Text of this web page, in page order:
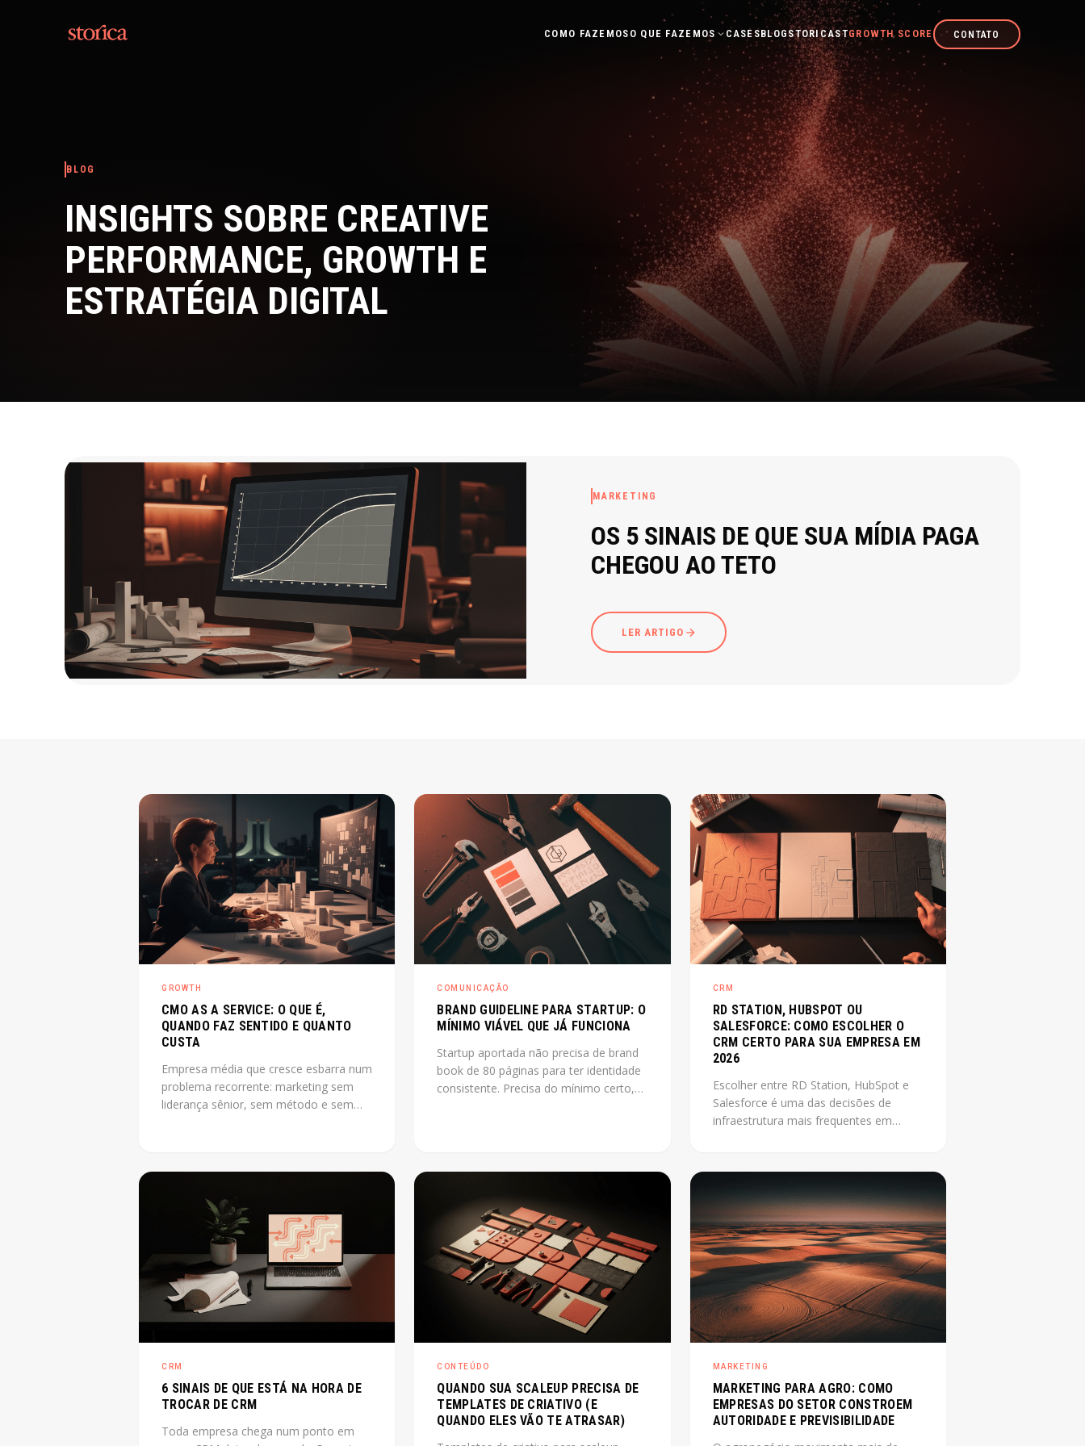
COMO FAZEMOS O QUE FAZEMOS CASESBLOGSTORICASTGROWTH SCORE CONTATO
BLOG
INSIGHTS SOBRE CREATIVE
PERFORMANCE, GROWTH E
ESTRATÉGIA DIGITAL
MARKETING
OS 5 SINAIS DE QUE SUA MÍDIA PAGA
CHEGOU AO TETO
LER ARTIGO
GROWTH
CMO AS A SERVICE: O QUE É,
QUANDO FAZ SENTIDO E QUANTO
CUSTA
Empresa média que cresce esbarra num
problema recorrente: marketing sem
liderança sênior, sem método e sem
explica o que é, quando cabe e quanto
COMUNICAÇÃO
BRAND GUIDELINE PARA STARTUP: O
MÍNIMO VIÁVEL QUE JÁ FUNCIONA
Startup aportada não precisa de brand
book de 80 páginas para ter identidade
consistente. Precisa do mínimo certo,
CRM
RD STATION, HUBSPOT OU
SALESFORCE: COMO ESCOLHER O
CRM CERTO PARA SUA EMPRESA EM
2026
Escolher entre RD Station, HubSpot e
Salesforce é uma das decisões de
infraestrutura mais frequentes em
problema é que a maioria das
comparações disponíveis foi escrita por
revendedores de uma das plataformas.
Este post não tem esse conflito: mostra
os critérios reais que definem a escolha
certa para cada contexto.
CRM
6 SINAIS DE QUE ESTÁ NA HORA DE
TROCAR DE CRM
Toda empresa chega num ponto em
CONTEÚDO
QUANDO SUA SCALEUP PRECISA DE
TEMPLATES DE CRIATIVO (E
QUANDO ELES VÃO TE ATRASAR)
MARKETING
MARKETING PARA AGRO: COMO
EMPRESAS DO SETOR CONSTROEM
AUTORIDADE E PREVISIBILIDADE